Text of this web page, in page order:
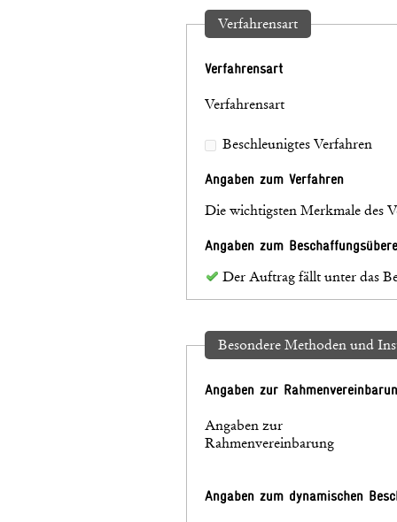
Verfahrensart
Verfahrensart
Verfahrensart
Beschleunigtes Verfahren
Angaben zum Verfahren
Die wichtigsten Merkmale des
Angaben zum
Der Auftrag fällt unter das
Besondere Methoden und
Angaben zur
Angaben zur
Rahmenvereinbarung
Angaben zum dynamischen